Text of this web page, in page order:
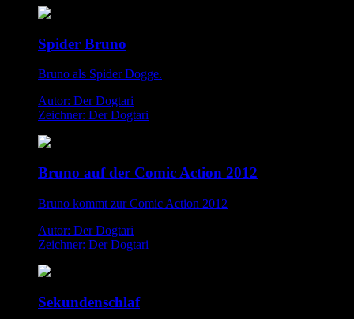
Spider Bruno
Bruno als Spider Dogge.
Autor: Der Dogtari
Zeichner: Der Dogtari
Bruno auf der Comic Action 2012
Bruno kommt zur Comic Action 2012
Autor: Der Dogtari
Zeichner: Der Dogtari
Sekundenschlaf